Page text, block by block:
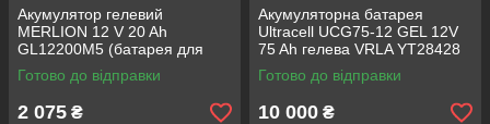
Акумулятор гелевий
MERLION 12 V 20 Ah
GL12200M5 (батарея для
ДБЖ)
Готово до відправки
2 075 ₴
Акумуляторна батарея
Ultracell UCG75-12 GEL 12V
75 Ah гелева VRLA YT28428
Готово до відправки
10 000 ₴